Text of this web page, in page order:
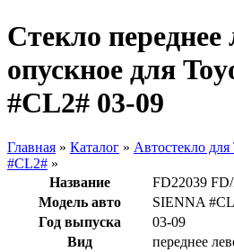
Стекло переднее
опускное для
#CL2# 03-09
Главная » Каталог » Автостекло для
#CL2# »
Название
FD22039
Модель авто
SIENNA
Год выпуска
03-09
Вид
переднее